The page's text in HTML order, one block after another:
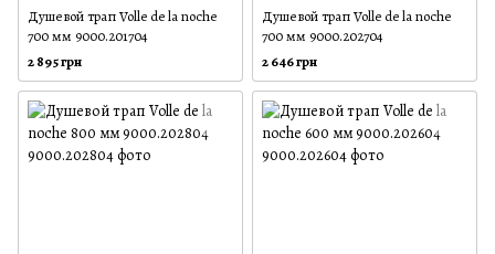
Душевой трап Volle de la noche
700 мм 9000.201704
2 895 грн
Душевой трап Volle de la noche
700 мм 9000.202704
2 646 грн